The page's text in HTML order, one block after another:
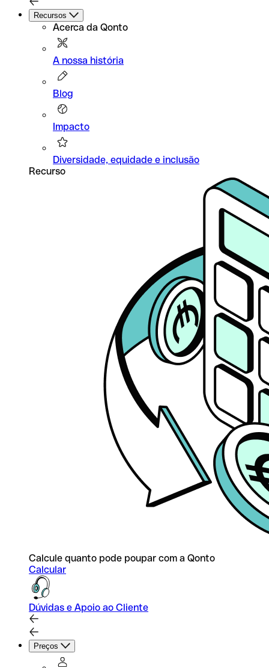
Recursos
Acerca da Qonto
A nossa história
Blog
Impacto
Diversidade, equidade e inclusão
Recurso
Calcule quanto pode poupar com a Qonto
Calcular
Dúvidas e Apoio ao Cliente
Preços